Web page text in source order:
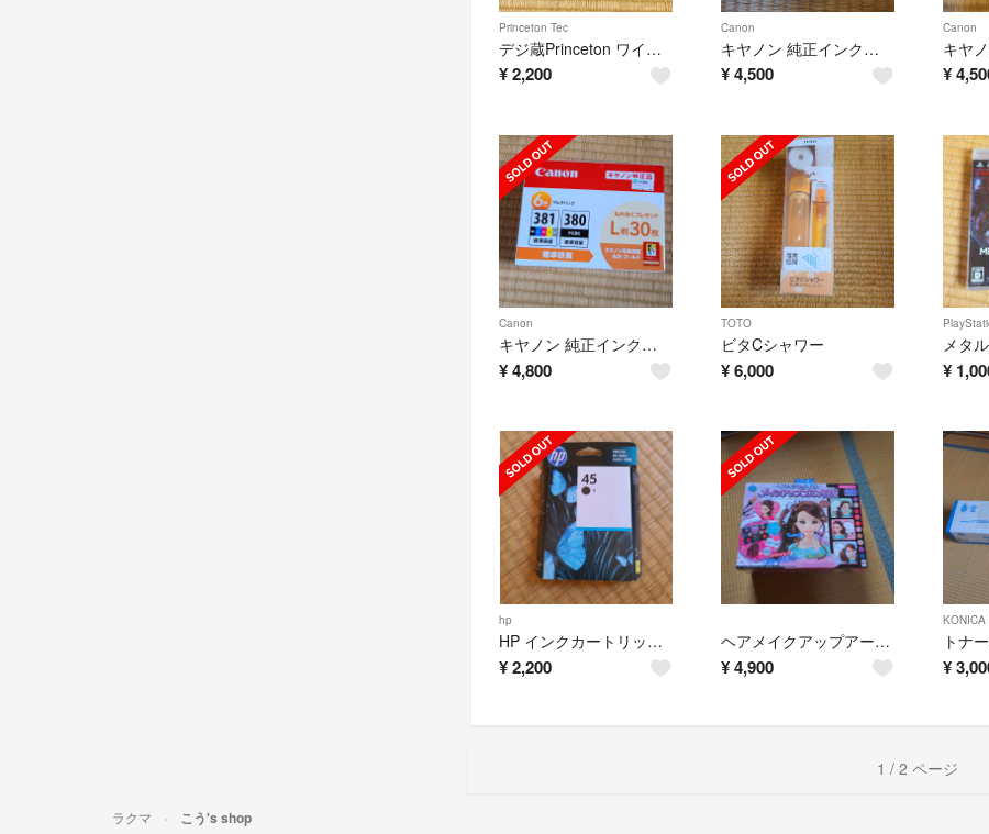
Princeton Tec
デジ蔵Princeton ワイヤレスモバイルストレージ PTW-WMS1
¥2,200
Canon
キヤノン 純正インクタンク BCI-371XL+370XL／6MPV(1コ入)
¥4,500
Canon
¥
Canon
キヤノン 純正インクタンク BCI-381+380/6MP(1コ入)
¥4,800
TOTO
ビタCシャワー
¥6,000 ¥
hp
HP インクカートリッジ 黒 51645AA#003 1色
¥2,200
ヘアメイクアップアーティスト メイクアップコスメDX
¥4,900
KONICA
¥
1 / 2 ページ
ラクマ こう's shop